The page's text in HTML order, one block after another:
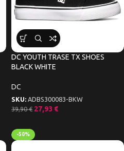
DC YOUTH TRASE TX SHOES
BLACK WHITE
DC
SKU: ADBS300083-BKW
39,90€ 27,93 €
-50%